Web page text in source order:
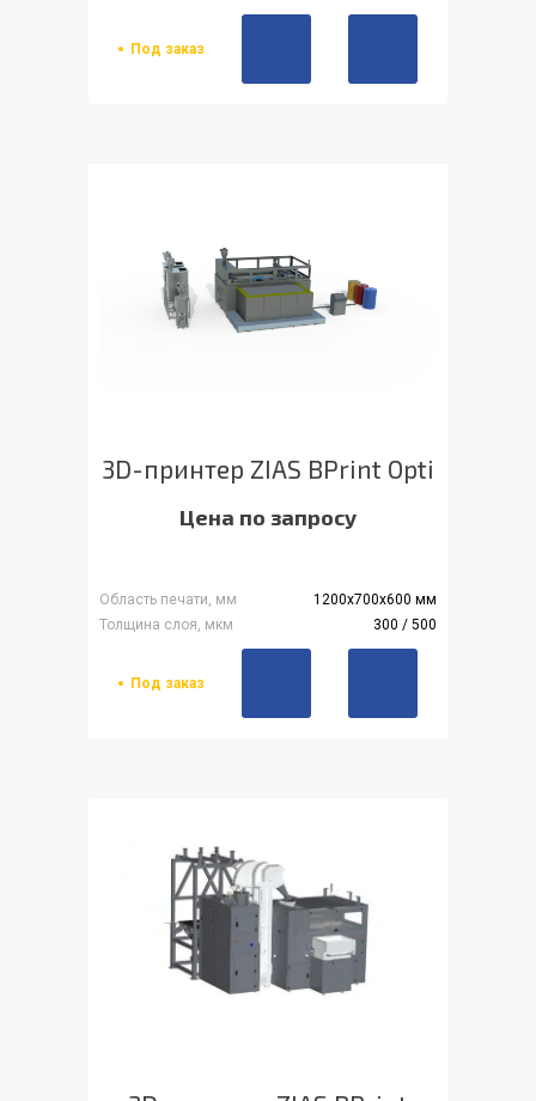
Под заказ
3D-принтер ZIAS BPrint Opti
Цена по запросу
Область печати, мм
1200х700х600 мм
Толщина слоя, мкм
300 / 500
Под заказ